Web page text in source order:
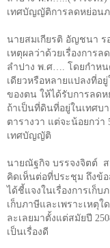
เทศบัญญัติการลดหย่อนภ
นายสมเกียรติ อัญชนา ร
เหตุผลว่าด้วยเรื่องการล
ลำปาง พ ศ
โดยกำห
เดียวหรือหลายแปลงที่อ
ของตน ให้ได้รับการลด
ถ้าเป็นที่ดินที่อยู่ในเทศบ
ตารางวา แต่จะน้อยกว่า
เทศบัญญัติ
นายณัฐกิจ บรรจงจิตต์
คิดเห็นต่อที่ประชุม ถึงข้
ได้ชี้แจงในเรื่องการเก็บ
เก็บภาษีและเพราะเหตุ
ละเลยมาตั้งแต่สมัยปี
เป็นเรื่องดี